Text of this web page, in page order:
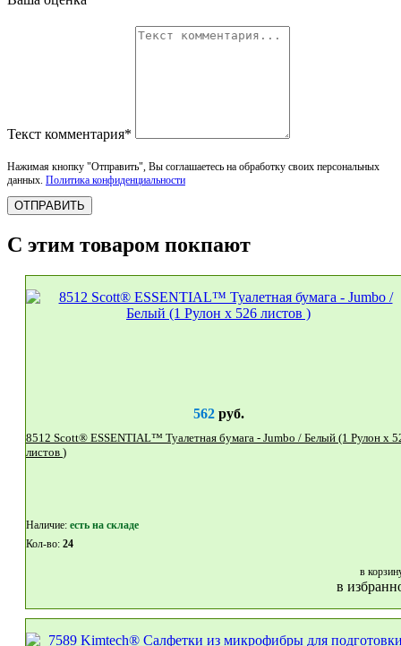
Текст комментария*
Нажимая кнопку "Отправить", Вы соглашаетесь на обработку своих персональных
данных. Политика конфиденциальности
ОТПРАВИТЬ
С этим товаром покпают
562руб.
8512 Scott® ESSENTIAL™ Туалетная бумага - Jumbo / Белый (1 Рулон x 526
листов )
Наличие: eсть на складе
Кол-во: 24
в
в